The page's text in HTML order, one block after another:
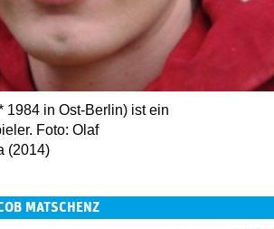
1984 in Ost-Berlin) ist ein
Foto: Olaf
(2014)
MATSCHENZ